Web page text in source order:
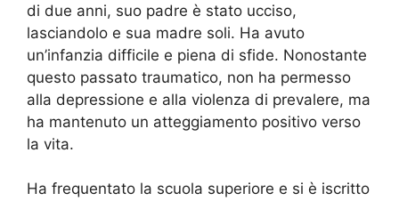
di due anni, suo padre è stato ucciso,
lasciandolo e sua madre soli. Ha avuto
un’infanzia difficile e piena di sfide. Nonostante
questo passato traumatico, non ha permesso
alla depressione e alla violenza di prevalere, ma
ha mantenuto un atteggiamento positivo verso
la vita.
Ha frequentato la scuola superiore e si è iscritto